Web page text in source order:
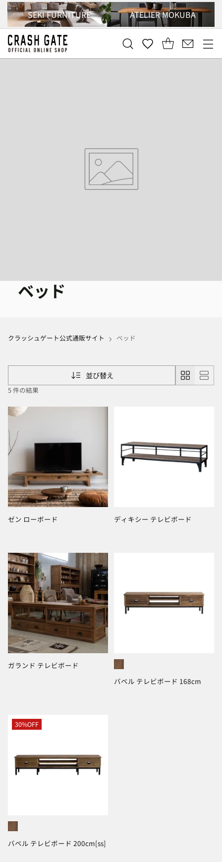
SEKI FURNITURE ATELIER MOKUBA
ベッド
クラッシュゲート公式通販サイト ベッド
並び替え
5 件の結果
ゼン ローボード ディキシー テレビボード
ガランド テレビボード
バベル テレビボード 168cm
30%OFF
バベル テレビボード 200cm[ss]